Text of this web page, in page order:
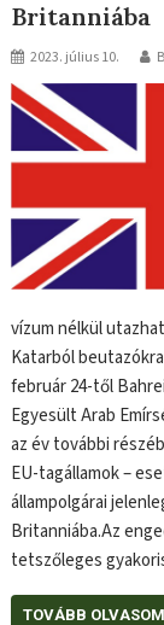
Britanniába
2023. július 10.
vízum nélkül
Katarból
február 24-től
Egyesült Arab
az év további
EU-tagállamok –
állampolgárai
Britanniába.Az
tetszőleges
TOVÁBB OLVASOM